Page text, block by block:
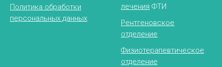
Политика обработки
персональных данных
лечения ФТИ
Рентгеновское
отделение
Физиотерапевтическое
отделение